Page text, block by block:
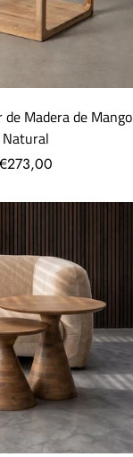
Madera de Mango
Natural
€273,00